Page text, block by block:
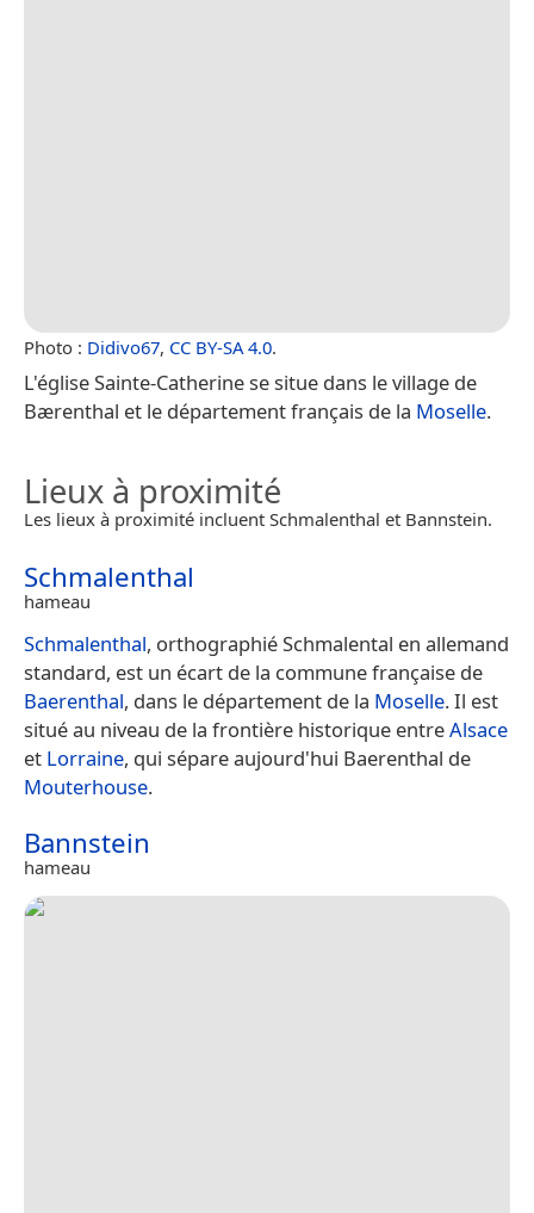
Photo : Didivo67, CC BY-SA 4.0.
L'église Sainte-Catherine se situe dans le village de
Bærenthal et le département français de la Moselle.
Lieux à proximité
Les lieux à proximité incluent Schmalenthal et Bannstein.
Schmalenthal
hameau
Schmalenthal, orthographié Schmalental en allemand
standard, est un écart de la commune française de
Baerenthal, dans le département de la Moselle. Il est
situé au niveau de la frontière historique entreAlsace
et Lorraine, qui sépare aujourd'hui Baerenthal de
Mouterhouse.
Bannstein
hameau